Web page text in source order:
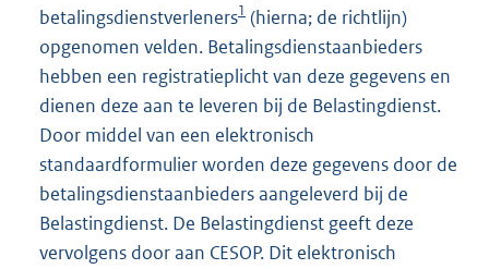
betalingsdienstverleners1 (hierna; de richtlijn)
opgenomen velden. Betalingsdienstaanbieders
hebben een registratieplicht van deze gegevens en
dienen deze aan te leveren bij de Belastingdienst.
Door middel van een elektronisch
standaardformulier worden deze gegevens door de
betalingsdienstaanbieders aangeleverd bij de
Belastingdienst. De Belastingdienst geeft deze
vervolgens door aan CESOP. Dit elektronisch